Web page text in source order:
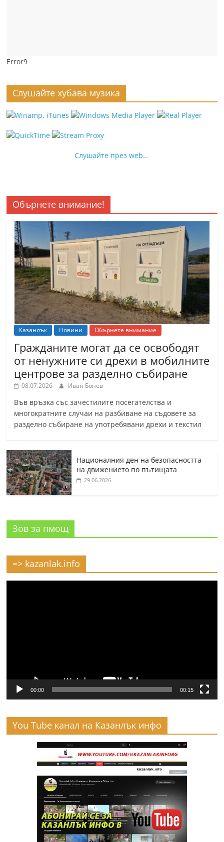
Error9
Слушайте хубава музика
Слушайте през web...
Обърнете внимание!
Казанлък Новини Обърнете внимание
Гражданите могат да се освободят
от ненужните си дрехи в мобилните
центрове за разделно събиране
08.07.2026 Иван Бонев
Във връзка със зачестилите посегателства и
многократните случаи на разбиване на съдовете за
разделно събиране на употребявани дрехи и текстил
Националния ден на безопасността
на движението по пътищата
29.06.2026
Зов за пмощ
=> kazanlak.info
00:00 00:15
You Tube канал на Казанлък инфо